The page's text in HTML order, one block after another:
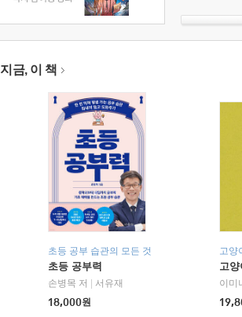
지금, 이 책
초등 공부 습관의 모든 것
초등 공부력
손병목 저
서유재
18,000원
고양
고
이미